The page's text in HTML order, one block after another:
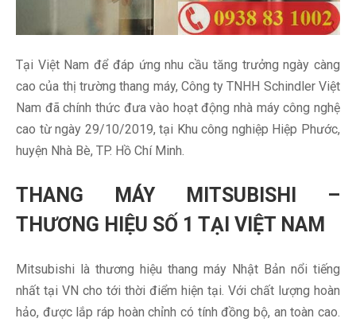
Tại Việt Nam để đáp ứng nhu cầu tăng trưởng ngày càng
cao của thị trường thang máy, Công ty TNHH Schindler Việt
Nam đã chính thức đưa vào hoạt động nhà máy công nghệ
cao từ ngày 29/10/2019, tại Khu công nghiệp Hiệp Phước,
huyện Nhà Bè, TP. Hồ Chí Minh.
THANG MÁY MITSUBISHI –
THƯƠNG HIỆU SỐ 1 TẠI VIỆT NAM
Mitsubishi là thương hiệu thang máy Nhật Bản nổi tiếng
nhất tại VN cho tới thời điểm hiện tại. Với chất lượng hoàn
hảo, được lắp ráp hoàn chỉnh có tính đồng bộ, an toàn cao.